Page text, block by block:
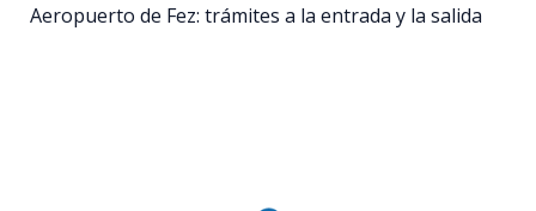
Aeropuerto de Fez: trámites a la entrada y la salida